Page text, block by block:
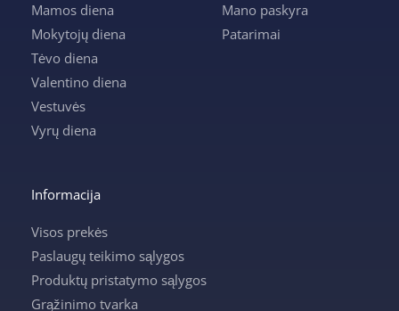
Mamos diena
Mokytojų diena
Tėvo diena
Valentino diena
Vestuvės
Vyrų diena
Mano paskyra
Patarimai
Informacija
Visos prekės
Paslaugų teikimo sąlygos
Produktų pristatymo sąlygos
Grąžinimo tvarka